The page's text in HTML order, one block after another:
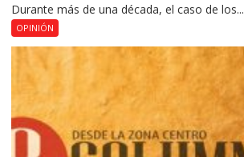
Durante más de una década, el caso de los...
OPINIÓN